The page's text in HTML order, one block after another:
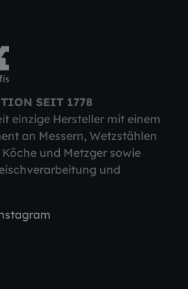
SEIT 1778
einzige Hersteller mit einem
an Messern, Wetzstählen
und Metzger sowie
und